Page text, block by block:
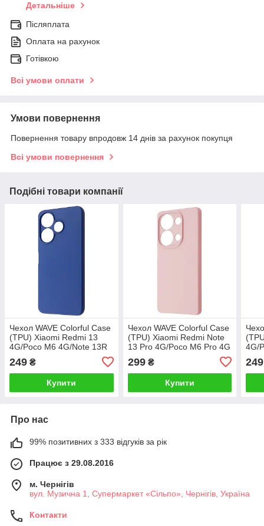
Детальніше
Післяплата
Оплата на рахунок
Готівкою
Всі умови оплати
Умови повернення
Повернення товару впродовж 14 днів за рахунок покупця
Всі умови повернення
Подібні товари компанії
Чехол WAVE Colorful Case
(TPU) Xiaomi Redmi 13
4G/Poco M6 4G/Note 13R
249 ₴
Купити
Чехол WAVE Colorful Case
(TPU) Xiaomi Redmi Note
13 Pro 4G/Poco M6 Pro 4G
299₴
Купити
4G/
249
Про нас
99% позитивних з 333 відгуків за рік
Працює з 29.08.2016
м. Чернігів
вул. Музична 1, Супермаркет «Сільпо», Чернігів, Україна
Контакти